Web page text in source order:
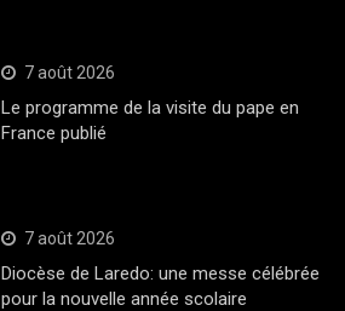
7 août 2026
Le programme de la visite du pape en
France publié
7 août 2026
Diocèse de Laredo: une messe célébrée
pour la nouvelle année scolaire